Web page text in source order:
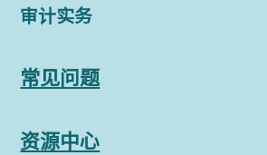
审计实务
常见问题
资源中心